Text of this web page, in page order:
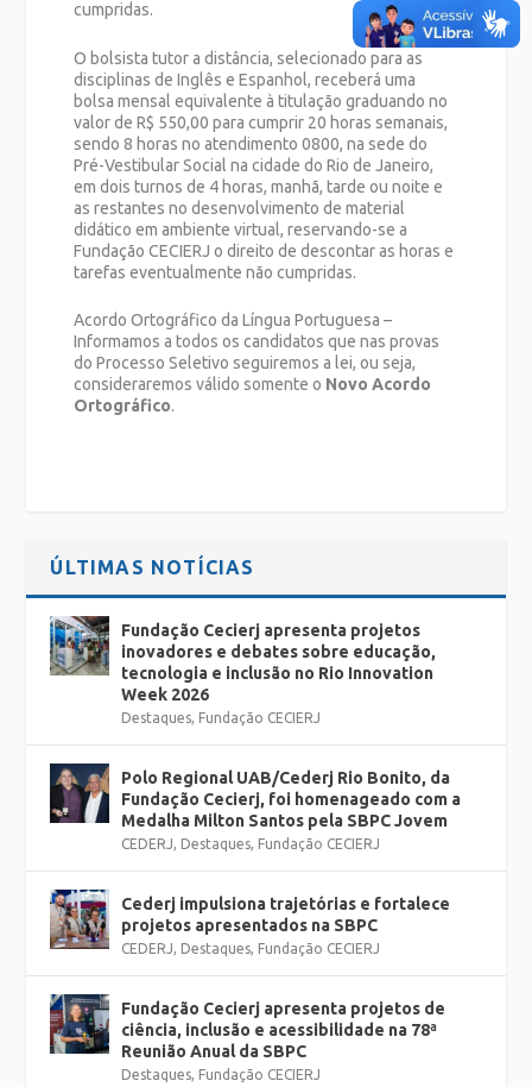
cumpridas.
O bolsista tutor a distância, selecionado para as
disciplinas de Inglês e Espanhol, receberá uma
bolsa mensal equivalente à titulação graduando no
valor de R$ 550,00 para cumprir 20 horas semanais,
sendo 8 horas no atendimento 0800, na sede do
Pré-Vestibular Social na cidade do Rio de Janeiro,
em dois turnos de 4 horas, manhã, tarde ou noite e
as restantes no desenvolvimento de material
didático em ambiente virtual, reservando-se a
Fundação CECIERJ o direito de descontar as horas e
tarefas eventualmente não cumpridas.
Acordo Ortográfico da Língua Portuguesa –
Informamos a todos os candidatos que nas provas
do Processo Seletivo seguiremos a lei, ou seja,
consideraremos válido somente o Novo Acordo
Ortográfico.
ÚLTIMAS NOTÍCIAS
Fundação Cecierj apresenta projetos
inovadores e debates sobre educação,
tecnologia e inclusão no Rio Innovation
Week 2026
Destaques, Fundação CECIERJ
Polo Regional UAB/Cederj Rio Bonito, da
Fundação Cecierj, foi homenageado com a
Medalha Milton Santos pela SBPC Jovem
CEDERJ, Destaques, Fundação CECIERJ
Cederj impulsiona trajetórias e fortalece
projetos apresentados na SBPC
CEDERJ, Destaques, Fundação CECIERJ
Fundação Cecierj apresenta projetos de
ciência, inclusão e acessibilidade na 78ª
Reunião Anual da SBPC
Destaques, Fundação CECIERJ